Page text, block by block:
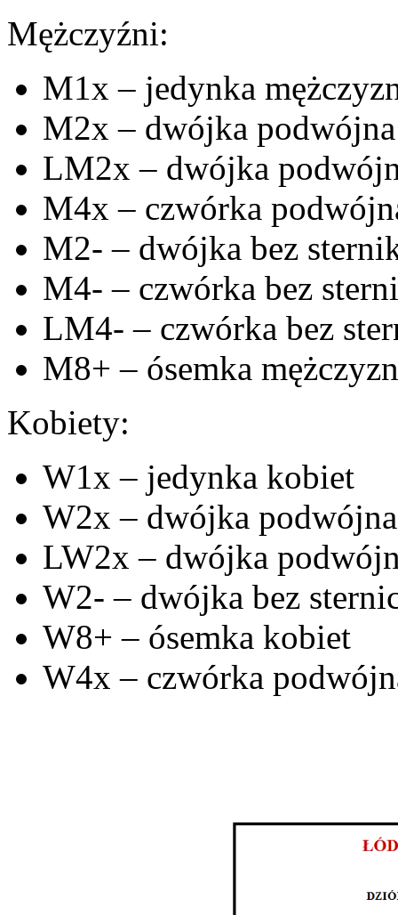
Mężczyźni:
M1x – jedynka
M2x – dwójka
LM2x – dwójka
M4x – czwórka
M2- – dwójka bez
M4- – czwórka bez
LM4- – czwórka bez
M8+ – ósemka mężczyzn
Kobiety:
W1x – jedynka kobiet
W2x – dwójka
LW2x – dwójka
W2- – dwójka bez
W8+ – ósemka kobiet
W4x – czwórka